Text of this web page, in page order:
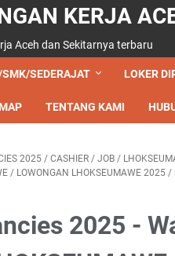
KERJA
Aceh dan Sekitarnya terbaru
SEDERAJAT LOKER
TENTANG KAMI
2025 / CASHIER / JOB /
/ LOWONGAN LHOKSEUMAWE 2025 /
2025 -